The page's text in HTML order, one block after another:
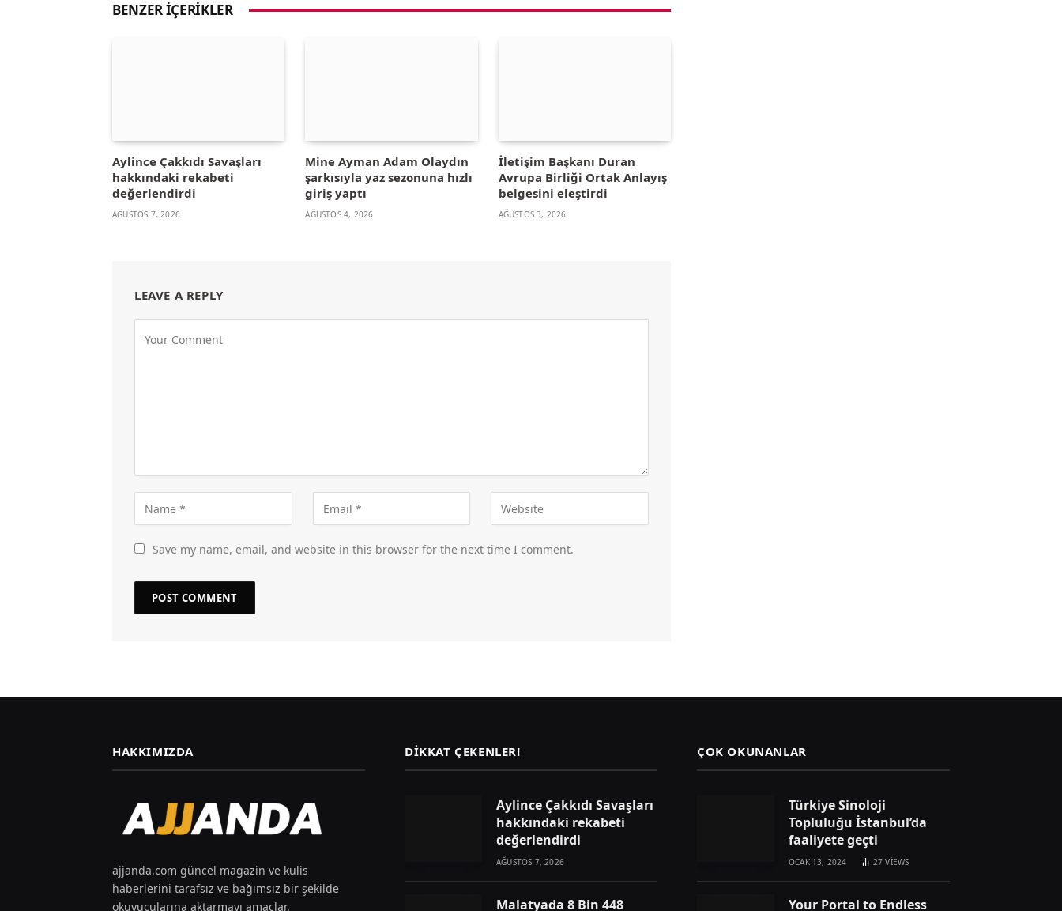
BENZER İÇERIKLER
Aylince Çakkıdı Savaşları
hakkındaki rekabeti
değerlendirdi
AĞUSTOS 7, 2026
Mine Ayman Adam Olaydın
şarkısıyla yaz sezonuna hızlı
giriş yaptı
AĞUSTOS 4, 2026
İletişim Başkanı Duran
Avrupa Birliği Ortak Anlayış
belgesini eleştirdi
AĞUSTOS 3, 2026
LEAVE A REPLY
Save my name, email, and website in this browser for the next time I comment.
HAKKIMIZDA
ajjanda.com güncel magazin ve kulis
haberlerini tarafsız ve bağımsız bir şekilde
okuyucularına aktarmayı amaçlar.
DIKKAT ÇEKENLER!
Aylince Çakkıdı Savaşları
hakkındaki rekabeti
değerlendirdi
AĞUSTOS 7, 2026
Malatyada 8 Bin 448
ÇOK OKUNANLAR
Türkiye Sinoloji
Topluluğu İstanbul’da
faaliyete geçti
OCAK 13, 2024 27VIEWS
Your Portal to Endless